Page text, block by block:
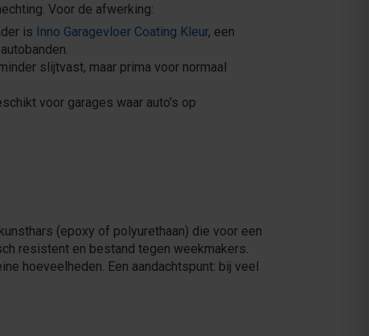
Voor de afwerking:
is Inno Garagevloer Coating Kleur, een
slijtvast, maar prima voor normaal
voor garages waar auto's op
(epoxy of polyurethaan) die voor een
resistent en bestand tegen weekmakers.
hoeveelheden. Een aandachtspunt: bij veel